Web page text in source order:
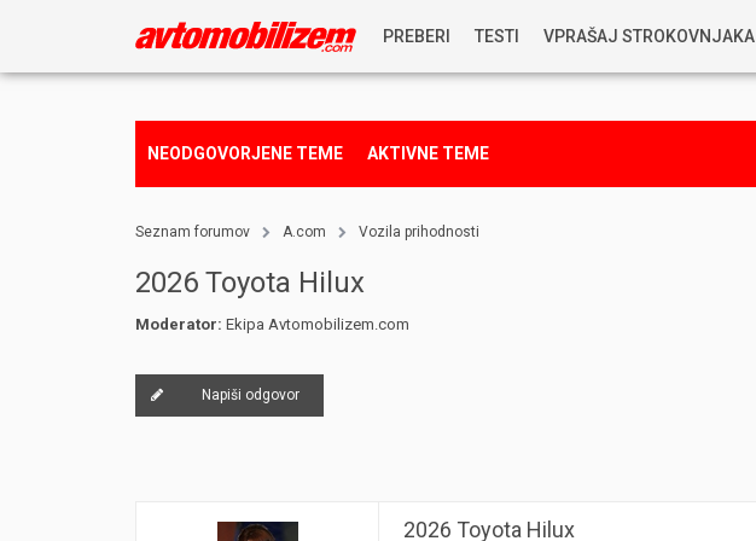
PREBERI
NAGRADNA IGRA
TESTI VPRAŠAJ STROKOVNJAKA
KOSTJA PRIHODA
NEODGOVORJENE TEME AKTIVNE TEME
Seznam forumov A.com Vozila prihodnosti
2026 Toyota Hilux
Moderator: Ekipa Avtomobilizem.com
Napiši odgovor
2026 Toyota Hilux